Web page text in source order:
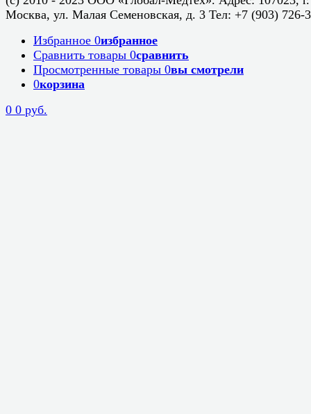
Москва, ул. Малая Семеновская, д. 3 Тел: +7 (903) 726-
Избранное 0избранное
Сравнить товары 0сравнить
Просмотренные товары 0вы смотрели
0корзина
0 0 руб.